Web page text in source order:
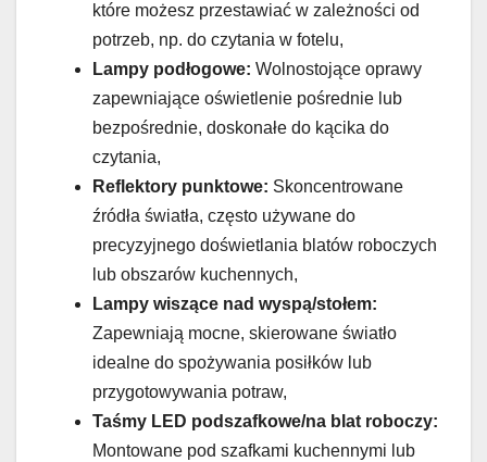
które możesz przestawiać w zależności od
potrzeb, np. do czytania w fotelu,
Lampy podłogowe: Wolnostojące oprawy
zapewniające oświetlenie pośrednie lub
bezpośrednie, doskonałe do kącika do
czytania,
Reflektory punktowe: Skoncentrowane
źródła światła, często używane do
precyzyjnego doświetlania blatów roboczych
lub obszarów kuchennych,
Lampy wiszące nad wyspą/stołem:
Zapewniają mocne, skierowane światło
idealne do spożywania posiłków lub
przygotowywania potraw,
Taśmy LED podszafkowe/na blat roboczy:
Montowane pod szafkami kuchennymi lub